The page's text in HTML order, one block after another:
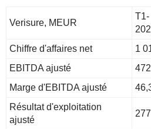
Verisure, MEUR
T1-
Chiffre d'affaires net
1
EBITDA ajusté
472
Marge d'EBITDA ajusté
Résultat d'exploitation
ajusté
277